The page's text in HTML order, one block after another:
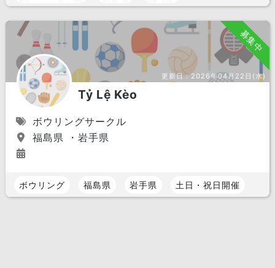
募集中
更新日：2026年04月22日(水)
Tỷ Lệ Kèo
ボウリングサークル
福島県 ・岩手県
ボウリング 福島県 岩手県 土日・祝日開催